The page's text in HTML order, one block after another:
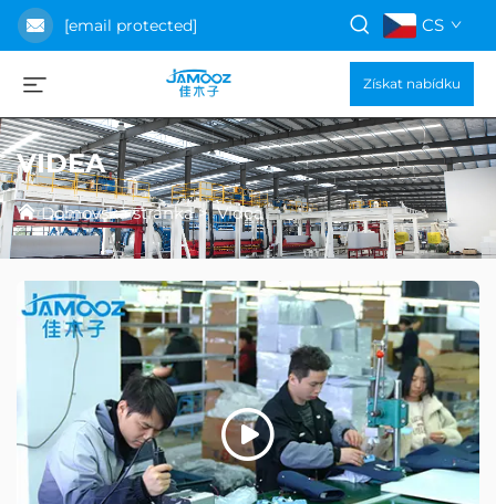
[email protected] CS
Získat nabídku
VIDEA
Domovská stránka>Videa